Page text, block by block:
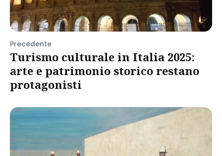
Precedente
Turismo culturale in Italia 2025:
arte e patrimonio storico restano
protagonisti